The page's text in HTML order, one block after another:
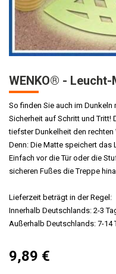
WENKO® - Leucht-
So finden Sie auch im
Sicherheit auf Schritt und Tritt!
tiefster Dunkelheit den rechten
Denn: Die Matte speichert das
Einfach vor die Tür oder die
sicheren Fußes die Treppe
Lieferzeit beträgt in der Regel:
Innerhalb Deutschlands: 2-3
Außerhalb Deutschlands: 7-14
9,89 €